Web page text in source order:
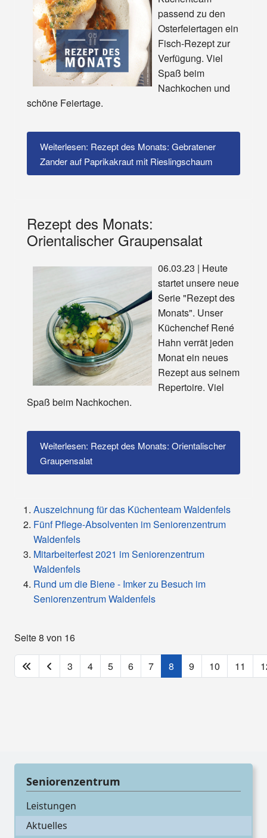
passend zu den
Osterfeiertagen ein
Fisch-Rezept zur
Verfügung. Viel
Spaß beim
Nachkochen und
schöne Feiertage.
Weiterlesen: Rezept des Monats: Gebratener
Zander auf Paprikakraut mit Rieslingschaum
Rezept des Monats:
Orientalischer Graupensalat
06.03.23 | Heute
startet unsere neue
Serie "Rezept des
Monats". Unser
Küchenchef René
Hahn verrät jeden
Monat ein neues
Rezept aus seinem
Repertoire. Viel
Spaß beim Nachkochen.
Weiterlesen: Rezept des Monats: Orientalischer
Graupensalat
Auszeichnung für das Küchenteam Waldenfels
Fünf Pflege-Absolventen im Seniorenzentrum
Waldenfels
Mitarbeiterfest 2021 im Seniorenzentrum
Waldenfels
Rund um die Biene - Imker zu Besuch im
Seniorenzentrum Waldenfels
Seite 8 von 16
3 4 5 6 7 8 9 10 11
Seniorenzentrum
Leistungen
Aktuelles